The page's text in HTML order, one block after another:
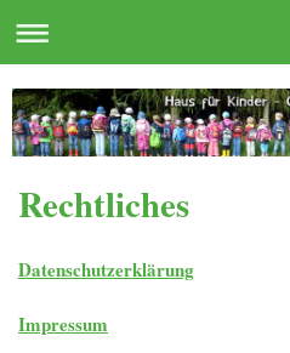
Rechtliches
Datenschutzerklärung
Impressum